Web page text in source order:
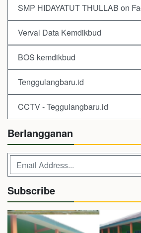
SMP HIDAYATUT THULLAB on
Verval Data Kemdikbud
BOS kemdikbud
Tenggulangbaru.id
CCTV - Teggulangbaru.id
Berlangganan
Subscribe